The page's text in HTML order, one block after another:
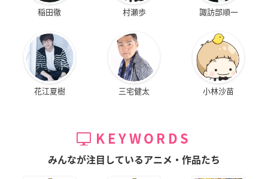
稲田徹 村瀬歩 諏訪部順一
花江夏樹 三宅健太 小林沙苗
KEYWORDS
みんなが注目しているアニメ・作品たち